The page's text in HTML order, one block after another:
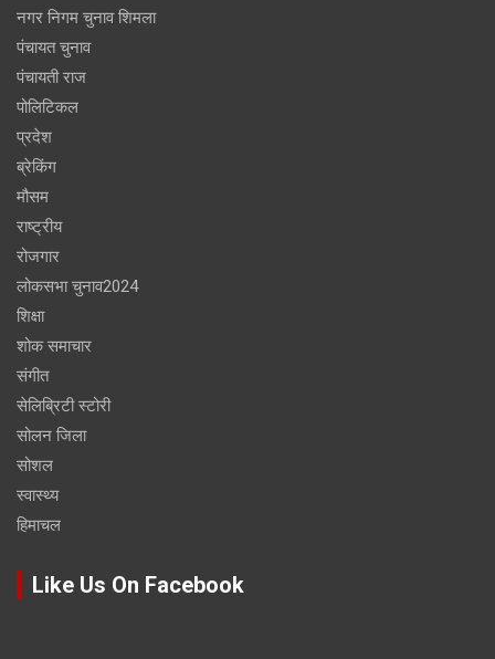
नगर निगम चुनाव शिमला
पंचायत चुनाव
पंचायती राज
पोलिटिकल
प्रदेश
ब्रेकिंग
मौसम
राष्ट्रीय
रोजगार
लोकसभा चुनाव2024
शिक्षा
शोक समाचार
संगीत
सेलिब्रिटी स्टोरी
सोलन जिला
सोशल
स्वास्थ्य
हिमाचल
Like Us On Facebook